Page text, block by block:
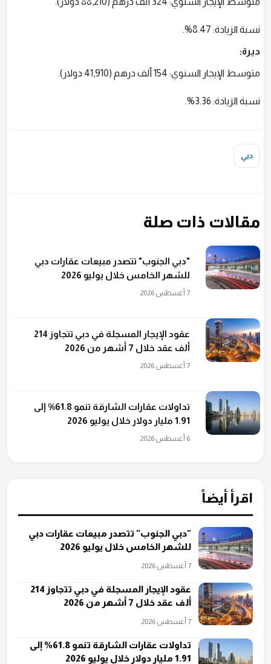
نسبة الزيادة: 8.47%.
ديرة:
متوسط الإيجار السنوي: 154 ألف درهم (41,910 دولار).
نسبة الزيادة: 3.36%.
دبي
مقالات ذات صلة
"دبي الجنوب" تتصدر مبيعات عقارات دبي
للشهر الخامس خلال يوليو 2026
7 أغسطس 2026
عقود الإيجار المسجلة في دبي تتجاوز 214
ألف عقد خلال 7 أشهر من 2026
7 أغسطس 2026
تداولات عقارات الشارقة تنمو 61.8% إلى
1.91 مليار دولار خلال يوليو 2026
6 أغسطس 2026
اقرأ أيضاً
"دبي الجنوب" تتصدر مبيعات عقارات دبي
للشهر الخامس خلال يوليو 2026
7 أغسطس 2026
عقود الإيجار المسجلة في دبي تتجاوز 214
ألف عقد خلال 7 أشهر من 2026
7 أغسطس 2026
تداولات عقارات الشارقة تنمو 61.8% إلى
1.91 مليار دولار خلال يوليو 2026